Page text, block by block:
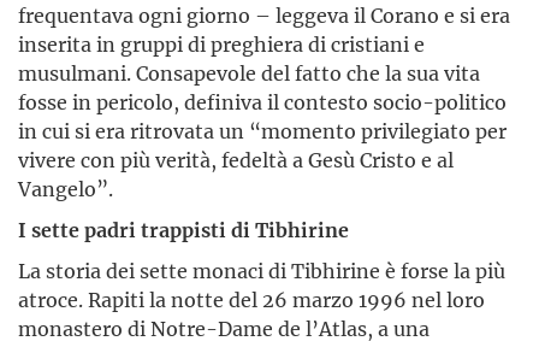
frequentava ogni giorno – leggeva il Corano e si era
inserita in gruppi di preghiera di cristiani e
musulmani. Consapevole del fatto che la sua vita
fosse in pericolo, definiva il contesto socio-politico
in cui si era ritrovata un “momento privilegiato per
vivere con più verità, fedeltà a Gesù Cristo e al
Vangelo”.
I sette padri trappisti di Tibhirine
La storia dei sette monaci di Tibhirine è forse la più
atroce. Rapiti la notte del 26 marzo 1996 nel loro
monastero di Notre-Dame de l’Atlas, a una